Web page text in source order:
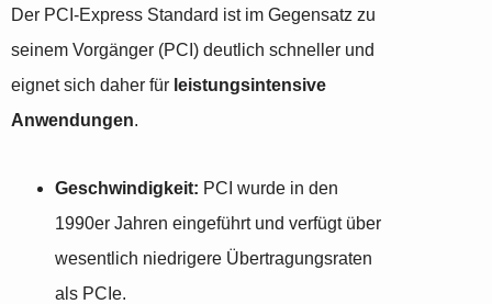
Der PCI-Express Standard ist im Gegensatz zu
seinem Vorgänger (PCI) deutlich schneller und
eignet sich daher für leistungsintensive
Anwendungen.
Geschwindigkeit: PCI wurde in den
1990er Jahren eingeführt und verfügt über
wesentlich niedrigere Übertragungsraten
als PCIe.